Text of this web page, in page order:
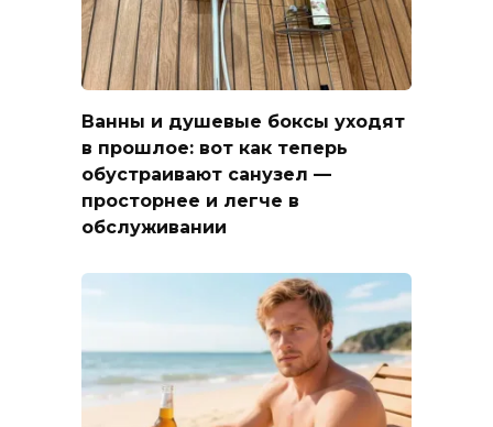
Ванны и душевые боксы уходят
в прошлое: вот как теперь
обустраивают санузел —
просторнее и легче в
обслуживании